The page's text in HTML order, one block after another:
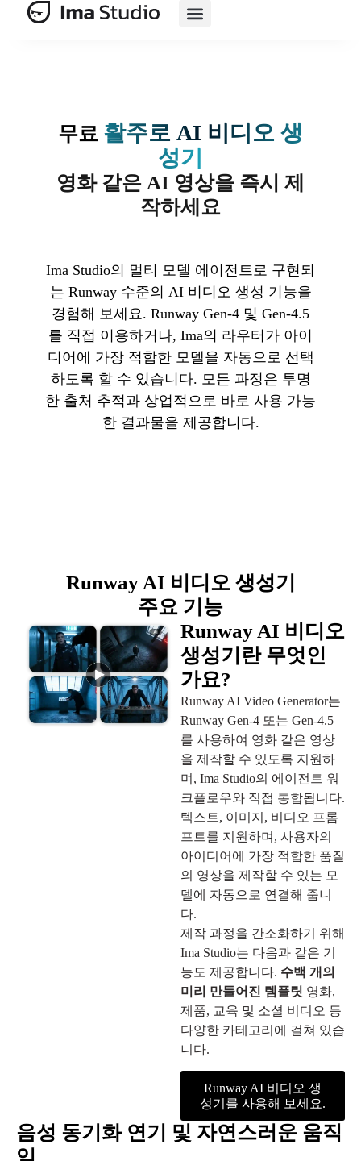
무료 활주로 AI 비디오 생
성기
영화 같은 AI 영상을 즉시 제
작하세요
Ima Studio의 멀티 모델 에이전트로 구현되
는 Runway 수준의 AI 비디오 생성 기능을
경험해 보세요. Runway Gen-4 및 Gen-4.5
를 직접 이용하거나, Ima의 라우터가 아이
디어에 가장 적합한 모델을 자동으로 선택
하도록 할 수 있습니다. 모든 과정은 투명
한 출처 추적과 상업적으로 바로 사용 가능
한 결과물을 제공합니다.
Runway AI 비디오 생성기
주요 기능
Runway AI 비디오
생성기란 무엇인
가요?
Runway AI Video Generator는
Runway Gen-4 또는 Gen-4.5
를 사용하여 영화 같은 영상
을 제작할 수 있도록 지원하
며, Ima Studio의 에이전트 워
크플로우와 직접 통합됩니다.
텍스트, 이미지, 비디오 프롬
프트를 지원하며, 사용자의
아이디어에 가장 적합한 품질
의 영상을 제작할 수 있는 모
델에 자동으로 연결해 줍니
다.
제작 과정을 간소화하기 위해
Ima Studio는 다음과 같은 기
능도 제공합니다. 수백 개의
미리 만들어진 템플릿 영화,
제품, 교육 및 소셜 비디오 등
다양한 카테고리에 걸쳐 있습
니다.
Runway AI 비디오 생
성기를 사용해 보세요.
음성 동기화 연기 및 자연스러운 움직